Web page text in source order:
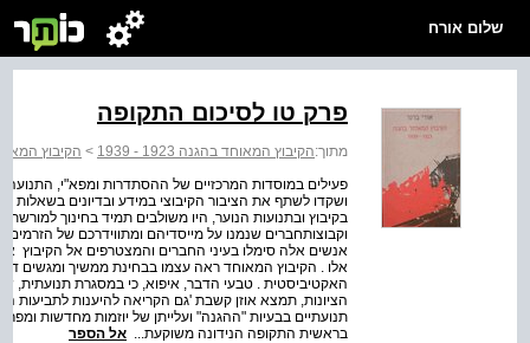
שלום אורח
פרק טו לסיכום התקופה
מתוך:הקיבוץ המאוחד בהגנה 1923 - 1939 > הקיבוץ המאוחד
פעילים במוסדות המרכזיים של ההסתדרות ומפא"י, התנועה
ושקדו לשתף את הציבור הקיבוצי במידע ובדיונים בשאלות
בקיבוץ ובתנועות הנוער, היו משולבים תמיד בחינוך
וקבוצות­חברים שנמנו על מייסדיהם ומתווי­דרכם של
אנשים אלה סימלו בעיני החברים והמצטרפים אל הקיבוץ
אלו . הקיבוץ המאוחד ראה עצמו בבחינת ממשיך ומגשים
האקטיביסטית . טבעי הדבר, איפוא, כי במסגרת תנועתית,
הציונות, תמצא אוזן קשבת 'גם הקריאה להיענות לתביעות
תנועתיים בבעיות "ההגנה" ועלייתן של יוזמות מחדשות
בראשית התקופה הנידונה משוקעת­... אל הספר